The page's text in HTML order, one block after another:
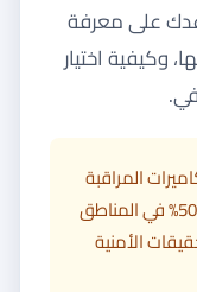
على معرفة
وكيفية اختيار
المراقبة
تقلل الجرائم والسرقات بأكثر من 50% في المناطق
الأمنية